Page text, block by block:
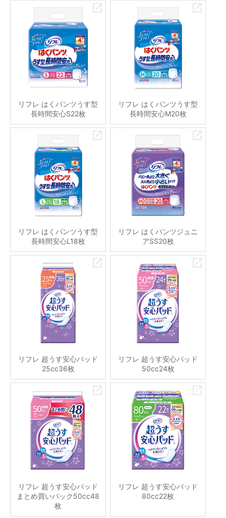
リフレ はくパンツうす型
長時間安心S22枚
リフレ はくパンツうす型
長時間安心M20枚
リフレ はくパンツうす型
長時間安心L18枚
リフレ はくパンツジュニ
アSS20枚
リフレ 超うす安心パッド
25cc36枚
リフレ 超うす安心パッド
50cc24枚
リフレ 超うす安心パッド
まとめ買いパック50cc48
枚
リフレ 超うす安心パッド
80cc22枚